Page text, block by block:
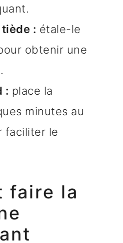
: étale-le
obtenir une
: place la
minutes au
faciliter le
faire la